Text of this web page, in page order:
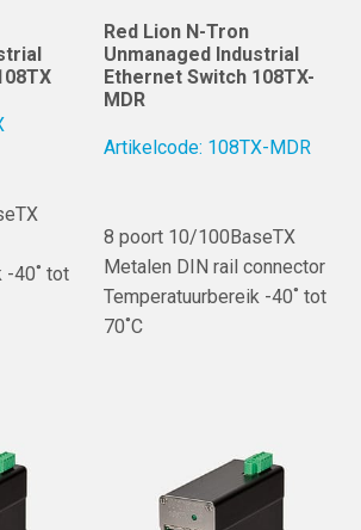
-40˚ tot
Red Lion N-Tron
Unmanaged Industrial
Ethernet Switch 108TX-
MDR
Artikelcode: 108TX-MDR
8 poort 10/100BaseTX
Metalen DIN rail connector
Temperatuurbereik -40˚ tot
70˚C